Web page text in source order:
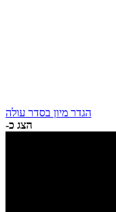
הגדר מיון בסדר עולה
הצג כ-